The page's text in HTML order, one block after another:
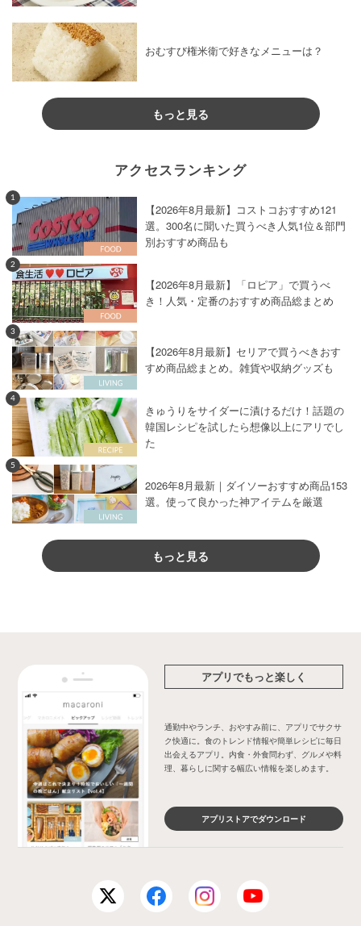
おむすび権米衛で好きなメニューは？
もっと見る
アクセスランキング
1
【2026年8月最新】コストコおすすめ121
選。300名に聞いた買うべき人気1位＆部門
別おすすめ商品も
2
【2026年8月最新】「ロピア」で買うべ
き！人気・定番のおすすめ商品総まとめ
3
【2026年8月最新】セリアで買うべきおす
すめ商品総まとめ。雑貨や収納グッズも
4
きゅうりをサイダーに漬けるだけ！話題の
韓国レシピを試したら想像以上にアリでし
た
5
2026年8月最新｜ダイソーおすすめ商品153
選。使って良かった神アイテムを厳選
もっと見る
アプリでもっと楽しく
通勤中やランチ、おやすみ前に、アプリでサクサ
ク快適に。食のトレンド情報や簡単レシピに毎日
出会えるアプリ。内食・外食問わず、グルメや料
理、暮らしに関する幅広い情報を楽しめます。
アプリストアでダウンロード